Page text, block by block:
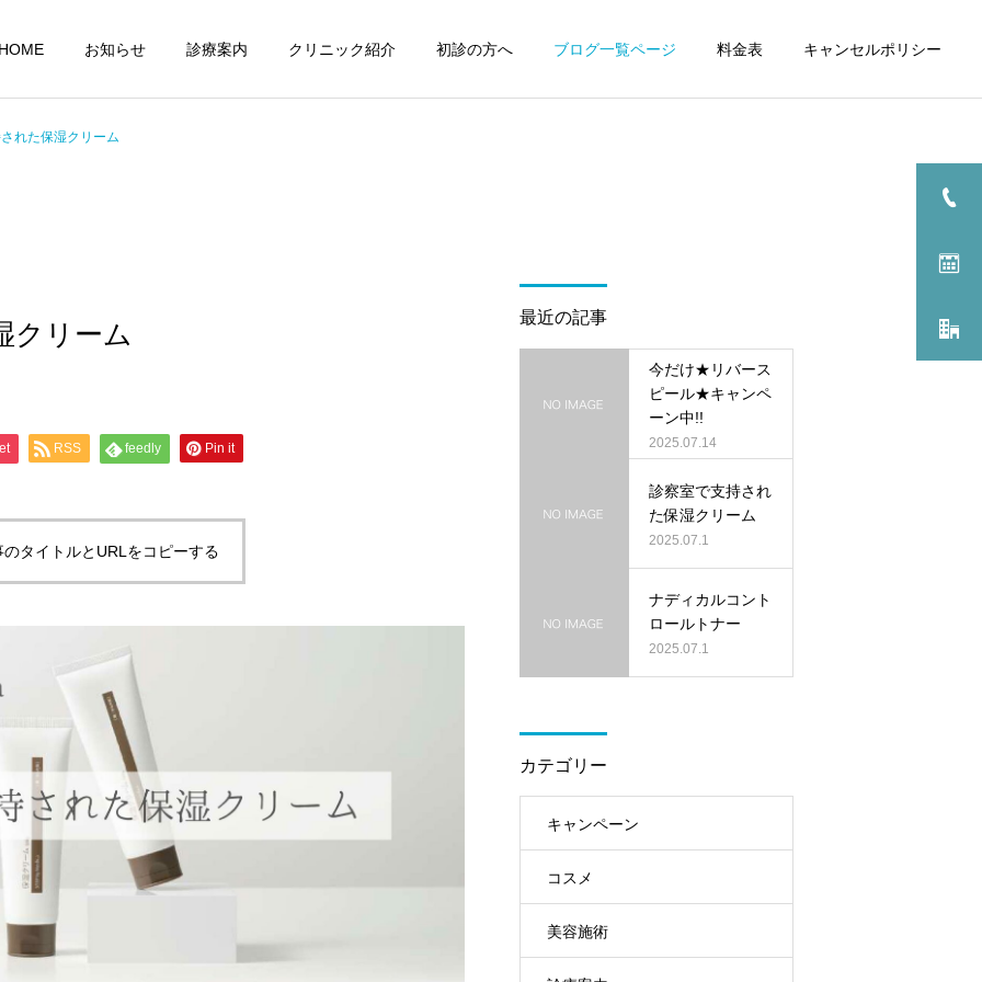
お知らせ 診療案内 クリニック紹介 初診の方へ ブログ一覧ページ 料金表 キャンセルポリシー
れた保湿クリーム
クリーム
RSS feedly Pin it
のタイトルとURLをコピーする
最近の記事
今だけ★リバース
ピール★キャンペ
ーン中!!
2025.07.14
診察室で支持され
た保湿クリーム
2025.07.1
ナディカルコント
ロールトナー
2025.07.1
カテゴリー
キャンペーン
コスメ
美容施術